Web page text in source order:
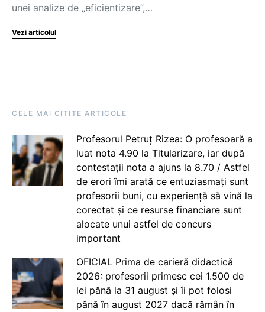
unei analize de „eficientizare”,…
Vezi articolul
CELE MAI CITITE ARTICOLE
Profesorul Petruț Rizea: O profesoară a
luat nota 4.90 la Titularizare, iar după
contestații nota a ajuns la 8.70 / Astfel
de erori îmi arată ce entuziasmați sunt
profesorii buni, cu experiență să vină la
corectat și ce resurse financiare sunt
alocate unui astfel de concurs
important
OFICIAL Prima de carieră didactică
2026: profesorii primesc cei 1.500 de
lei până la 31 august și îi pot folosi
până în august 2027 dacă rămân în